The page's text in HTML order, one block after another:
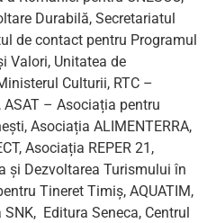
Durabilă, Secretariatul
de contact pentru Programul
Valori, Unitatea de
Culturii, RTC –
– Asociația pentru
Asociația ALIMENTERRA,
Asociația REPER 21,
și Dezvoltarea Turismului în
Tineret Timiș, AQUATIM,
Editura Seneca, Centrul